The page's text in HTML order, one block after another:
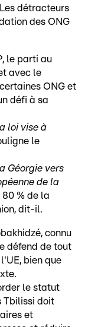
détracteurs
des ONG
le parti au
avec le
ONG et
défi à sa
loi vise à
le
Géorgie vers
de la
80 % de la
dit-il.
connu
défend de tout
bien que
le statut
Tbilissi doit
et